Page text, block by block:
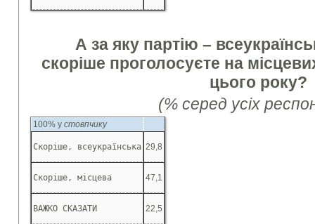
А за яку партію –
скоріше проголосуєте на
цього року?
(% серед усіх
100% у стовпчику
Скоріше, всеукраїнська 29,8
Скоріше, місцева 47,1
ВАЖКО СКАЗАТИ 22,5